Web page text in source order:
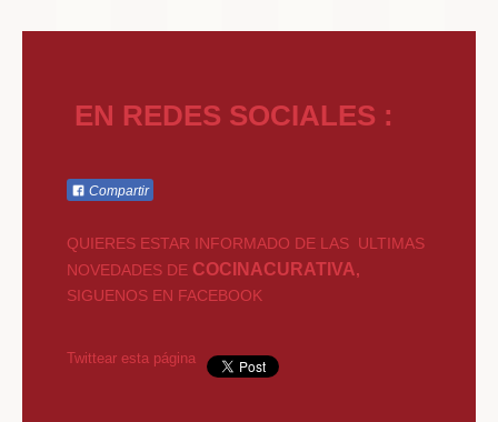
EN REDES SOCIALES :
Compartir
QUIERES ESTAR INFORMADO DE LAS ULTIMAS
NOVEDADES DE COCINACURATIVA,
SIGUENOS EN FACEBOOK
Twittear esta página